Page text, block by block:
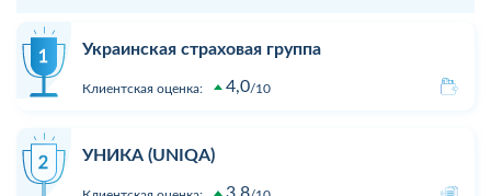
Украинская страховая группа
Клиентская оценка: 4,0 10
УНИКА (UNIQA)